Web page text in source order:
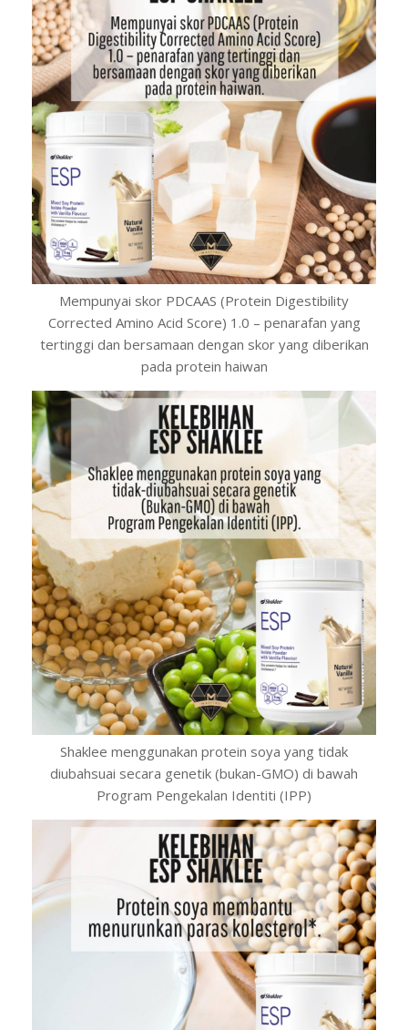
Mempunyai skor PDCAAS (Protein Digestibility
Corrected Amino Acid Score) 1.0 – penarafan yang
tertinggi dan bersamaan dengan skor yang diberikan
pada protein haiwan
Shaklee menggunakan protein soya yang tidak
diubahsuai secara genetik (bukan-GMO) di bawah
Program Pengekalan Identiti (IPP)